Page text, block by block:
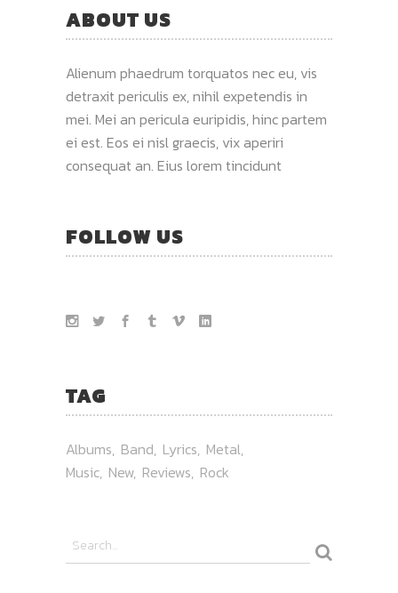
ABOUT US
Alienum phaedrum torquatos nec eu, vis
detraxit periculis ex, nihil expetendis in
mei. Mei an pericula euripidis, hinc partem
ei est. Eos ei nisl graecis, vix aperiri
consequat an. Eius lorem tincidunt
FOLLOW US
TAG
Albums Band Lyrics Metal
Music New Reviews Rock